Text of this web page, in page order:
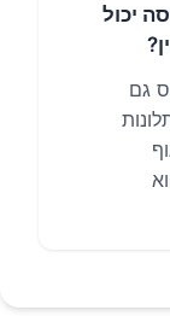
יכול
גם